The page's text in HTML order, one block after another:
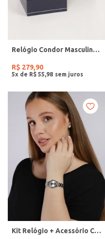
Relógio Condor Masculino PRETO
R$ 279,90
5x de R$ 55 98
Kit Relógio + Acessório Condor Feminino PRATA